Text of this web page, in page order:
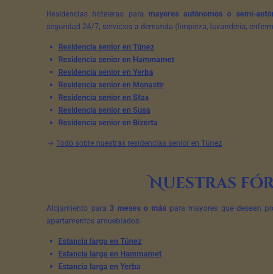
Residencias hoteleras para mayores autónomos o semi-
seguridad 24/7, servicios a demanda (limpieza, lavandería,
Residencia senior en Túnez
Residencia senior en Hammamet
Residencia senior en Yerba
Residencia senior en Monastir
Residencia senior en Sfax
Residencia senior en Susa
Residencia senior en Bizerta
→ Todo sobre nuestras residencias senior en Túnez
Nuestras
Alojamiento para3 meses o máspara mayores que desean
apartamentos amueblados.
Estancia larga en Túnez
Estancia larga en Hammamet
Estancia larga en Yerba